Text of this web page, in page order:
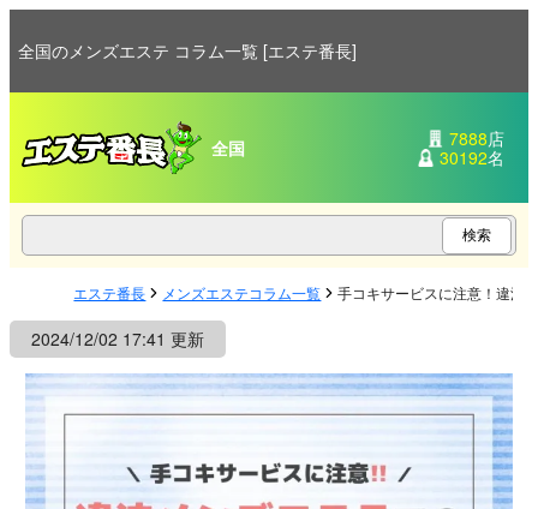
全国のメンズエステ コラム一覧 [エステ番長]
全国 7888店
30192名
エステ番長 メンズエステコラム一覧 手コキサービスに注意！違法
2024/12/02 17:41 更新